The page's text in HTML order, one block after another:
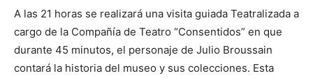
A las 21 horas se realizará una visita guiada Teatralizada a
cargo de la Compañía de Teatro “Consentidos” en que
durante 45 minutos, el personaje de Julio Broussain
contará la historia del museo y sus colecciones. Esta